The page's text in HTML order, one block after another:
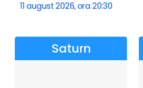
11 august 2026, ora 20:30
Saturn